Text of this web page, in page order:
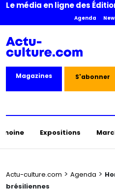
Le média en ligne des
Agenda
Magazines S'abonner
Expositions
Actu-culture.com > Agenda >
brésiliennes